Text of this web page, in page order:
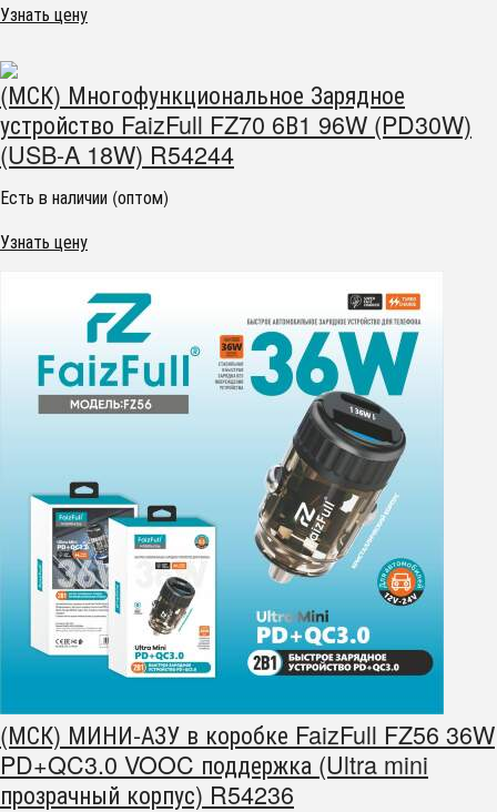
Узнать цену
(МСК) Многофункциональное Зарядное
устройство FaizFull FZ70 6В1 96W (PD30W)
(USB-A 18W) R54244
Есть в наличии (оптом)
Узнать цену
(МСК) МИНИ-АЗУ в коробке FaizFull FZ56 36W
PD+QC3.0 VOOC поддержка (Ultra mini
прозрачный корпус) R54236